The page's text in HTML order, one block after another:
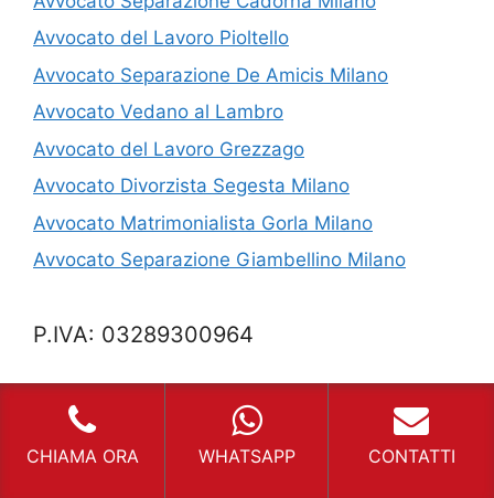
Avvocato del Lavoro Pioltello
Avvocato Separazione De Amicis Milano
Avvocato Vedano al Lambro
Avvocato del Lavoro Grezzago
Avvocato Divorzista Segesta Milano
Avvocato Matrimonialista Gorla Milano
Avvocato Separazione Giambellino Milano
P.IVA: 03289300964
Privacy
CHIAMA ORA WHATSAPP CONTATTI